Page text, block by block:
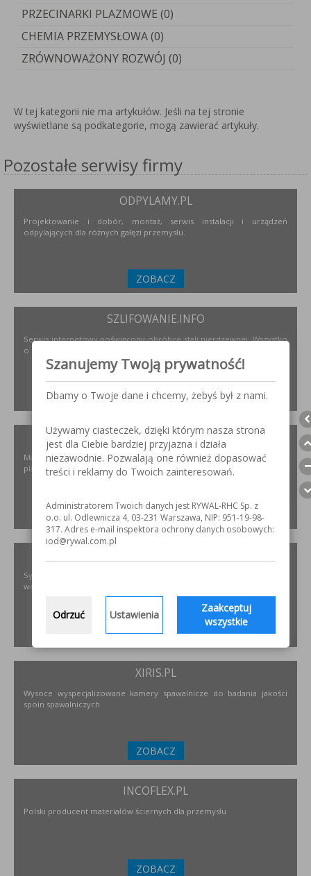
PRZECINARKI PLAZMOWE (0)
CHEMIA PRZEMYSŁOWA (0)
ZRÓWNOWAŻONY ROZWÓJ (0)
W tej kategorii nie ma artykułów. Jeśli na tej stronie
wyświetlane są podkategorie, mogą zawierać artykuły.
Pozostałe serwisy firmy
ODPYLAMY.PL
Projektowanie i dobór, montaż, serwis instalacji i urządzeń
odpylających dla różnych gałęzi przemysłu.
ZOBACZ
SZLIFOWANIE.INFO
Serwis internetowy poświęcony obróbce stali nierdzewnej. Wszystko
o materiałach, urządzeniach i technologiach.
ZOBACZ
ELKREM.COM.PL
Materiały i urządzenia do napawania i regeneracji. Układy
plastyfikujące oraz obróbka CNC.
ZOBACZ
Systemy transportu bliskiego, żurawie, żurawików, suwnice,
wciągników oraz wiele innych.
ZOBACZ
XIRIS.PL
Wysoce wyspecjalizowane kamery spawalnicze do badania jakości
spoin spawalniczych
ZOBACZ
INCOFLEX.PL
Polski producent materiałów ściernych dla przemysłu
ZOBACZ
Szanujemy Twoją prywatność!
Dbamy o Twoje dane i chcemy, żebyś był z nami.
Używamy ciasteczek, dzięki którym nasza strona
jest dla Ciebie bardziej przyjazna i działa
niezawodnie. Pozwalają one również dopasować
treści i reklamy do Twoich zainteresowań.
Administratorem Twoich danych jest RYWAL-RHC Sp. z
o.o. ul. Odlewnicza 4, 03-231 Warszawa, NIP: 951-19-98-
317. Adres e-mail inspektora ochrony danych osobowych:
iod@rywal.com.pl
Odrzuć Ustawienia
Zaakceptuj
wszystkie